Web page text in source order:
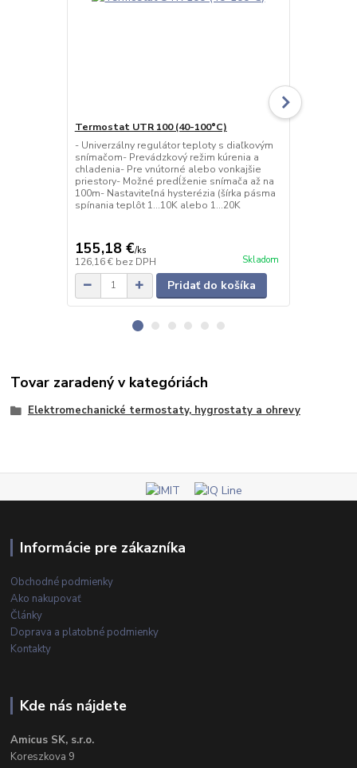
Termostat UTR 100 (40-100°C)
- Univerzálny regulátor teploty s diaľkovým
snímačom- Prevádzkový režim kúrenia a
chladenia- Pre vnútorné alebo vonkajšie
priestory- Možné predĺženie snímača až na
100m- Nastaviteľná hysterézia (šírka pásma
spínania teplôt 1...10K alebo 1...20K
155,18 €/ks
126,16 € bez DPH Skladom
Pridať do košíka
Tovar zaradený v kategóriách
Elektromechanické termostaty, hygrostaty a ohrevy
Informácie pre zákazníka
Obchodné podmienky
Ako nakupovať
Články
Doprava a platobné podmienky
Kontakty
Kde nás nájdete
Amicus SK, s.r.o.
Koreszkova 9